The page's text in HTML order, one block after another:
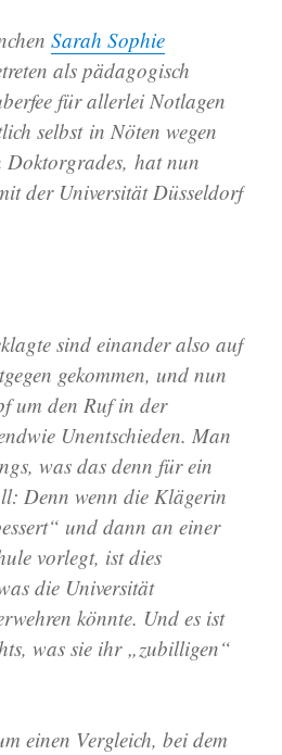
Sarah Sophie
als pädagogisch
für allerlei Notlagen
selbst in Nöten wegen
Doktorgrades, hat nun
der Universität Düsseldorf
sind einander also auf
gekommen, und nun
um den Ruf in der
Unentschieden. Man
was das denn für ein
Denn wenn die Klägerin
und dann an einer
vorlegt, ist dies
die Universität
könnte. Und es ist
was sie ihr „zubilligen“
einen Vergleich, bei dem